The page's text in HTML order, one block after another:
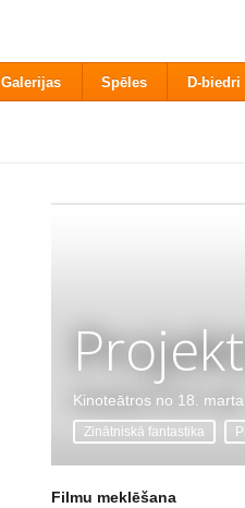
Galerijas Spēles D-biedri
Kinoteātros no 18. marta
Zinātniskā fantastika
Filmu meklēšana